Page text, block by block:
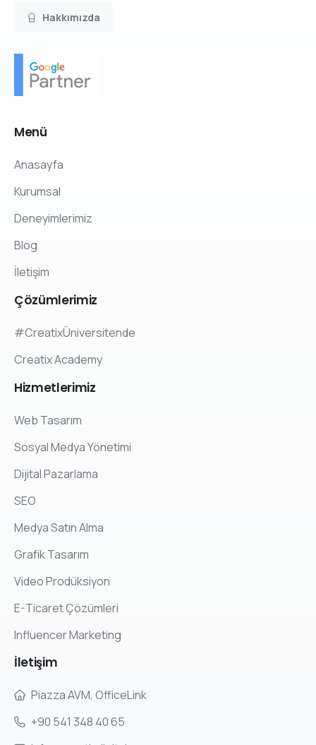
Hakkımızda
Menü
Anasayfa
Kurumsal
Deneyimlerimiz
Blog
İletişim
Çözümlerimiz
#CreatixÜniversitende
Creatix Academy
Hizmetlerimiz
Web Tasarım
Sosyal Medya Yönetimi
Dijital Pazarlama
SEO
Medya Satın Alma
Grafik Tasarım
Video Prodüksiyon
E-Ticaret Çözümleri
Influencer Marketing
İletişim
Piazza AVM, OfficeLink
+90 541 348 40 65